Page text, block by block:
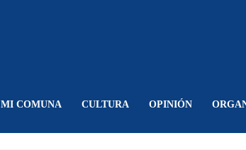
MI COMUNA CULTURA OPINIÓN